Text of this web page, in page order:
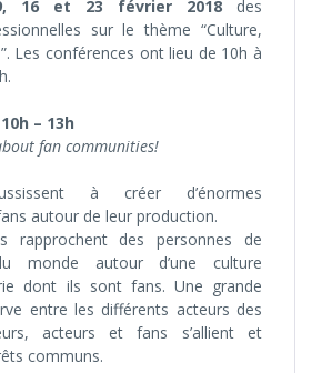
16 et 23 février 2018 des
sur le thème “Culture,
Les conférences ont lieu de 10h à
– 13h
fan communities!
à créer d’énormes
autour de leur production.
rapprochent des personnes de
monde autour d’une culture
dont ils sont fans. Une grande
entre les différents acteurs des
acteurs et fans s’allient et
communs.